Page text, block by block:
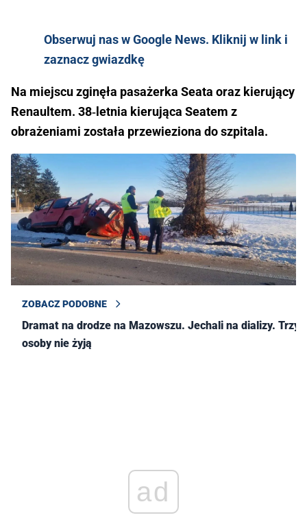
Obserwuj nas w Google News. Kliknij w link i
zaznacz gwiazdkę
Na miejscu zginęła pasażerka Seata oraz kierujący
Renaultem. 38‑letnia kierująca Seatem z
obrażeniami została przewieziona do szpitala.
ZOBACZ PODOBNE
Dramat na drodze na Mazowszu. Jechali na dializy. Trzy
osoby nie żyją
ad